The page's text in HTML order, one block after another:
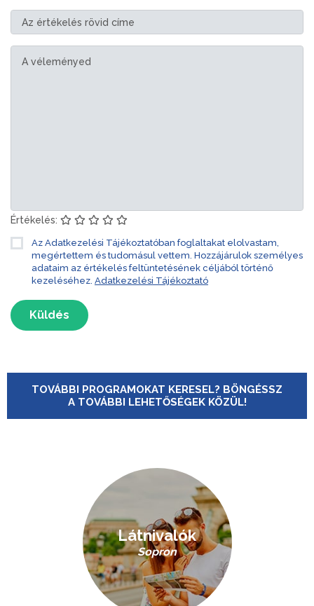
Értékelés:
Az Adatkezelési Tájékoztatóban foglaltakat elolvastam,
megértettem és tudomásul vettem. Hozzájárulok személyes
adataim az értékelés feltüntetésének céljából történő
kezeléséhez. Adatkezelési Tájékoztató
Küldés
TOVÁBBI PROGRAMOKAT KERESEL? BÖNGÉSSZ
A TOVÁBBI LEHETŐSÉGEK KÖZÜL!
Látnivalók
Sopron